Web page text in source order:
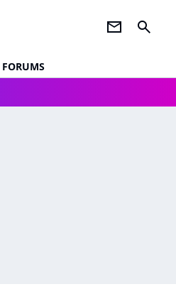
newsletter search
FORUMS